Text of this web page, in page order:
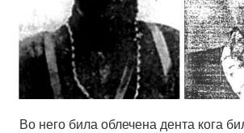
Во него била облечена дента кога